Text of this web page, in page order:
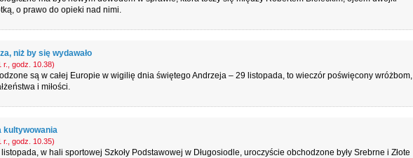
o prawo do opieki nad nimi.
niż by się wydawało
r., godz. 10.38)
są w całej Europie w wigilię dnia świętego Andrzeja – 29 listopada, to wieczór poświęcony wróżbom,
i miłości.
kultywowania
r., godz. 10.35)
w hali sportowej Szkoły Podstawowej w Długosiodle, uroczyście obchodzone były Srebrne i Złote